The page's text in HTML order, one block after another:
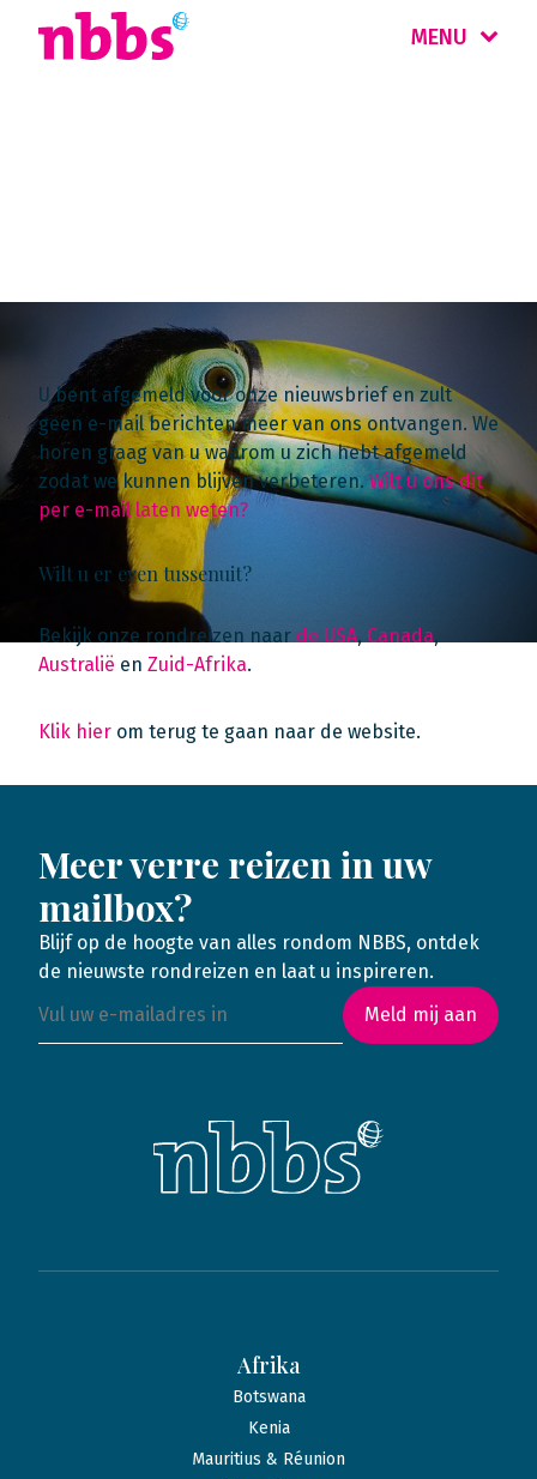
MENU
U bent afgemeld voor onze nieuwsbrief en zult
geen e-mail berichten meer van ons ontvangen. We
horen graag van u waarom u zich hebt afgemeld
zodat we kunnen blijven verbeteren. Wilt u ons dit
per e-mail laten weten?
Wilt u er even tussenuit?
Bekijk onze rondreizen naar de USA, Canada,
Australië en Zuid-Afrika.
Klik hier om terug te gaan naar de website.
Meer verre reizen in uw
mailbox?
Blijf op de hoogte van alles rondom NBBS, ontdek
de nieuwste rondreizen en laat u inspireren.
Meld mij aan
Afrika
Botswana
Kenia
Mauritius & Réunion